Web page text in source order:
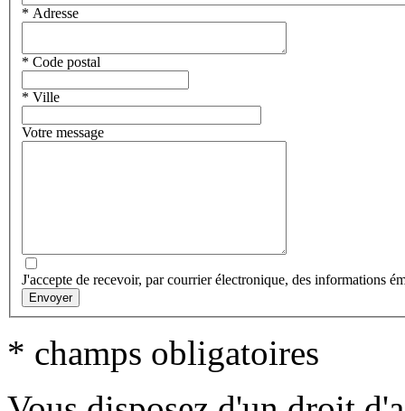
* Adresse
* Code postal
* Ville
Votre message
J'accepte de recevoir, par courrier électronique, des informations
* champs obligatoires